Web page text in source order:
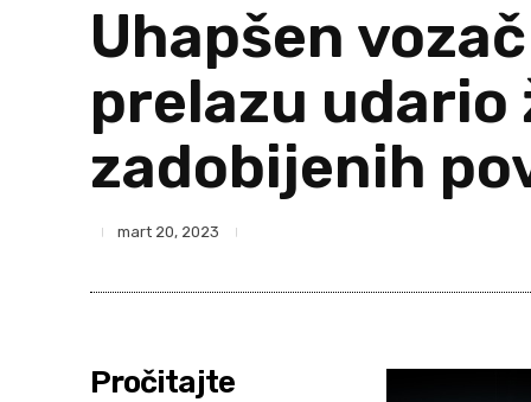
Uhapšen
prelazu udario
zadobijenih
mart 20, 2023
Pročitajte